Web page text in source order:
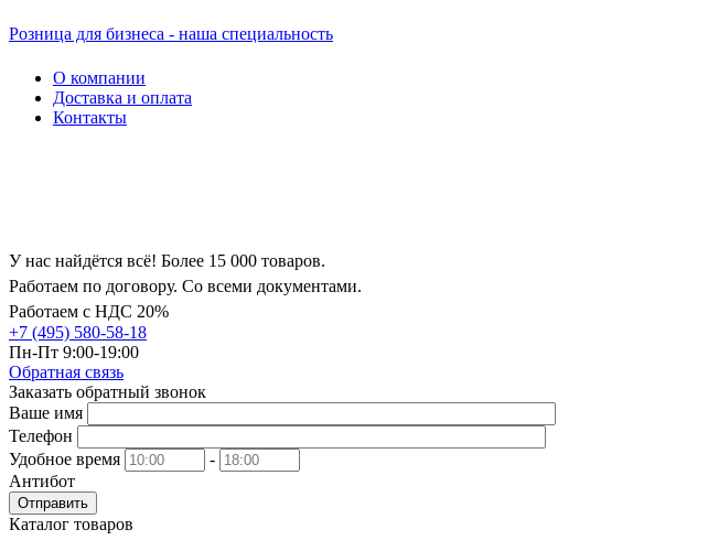
Розница для бизнеса - наша специальность
О компании
Доставка и оплата
Контакты
У нас найдётся всё! Более 15 000 товаров.
Работаем по договору. Со всеми документами.
Работаем с НДС 20%
+7 (495) 580-58-18
Пн-Пт 9:00-19:00
Обратная связь
Заказать обратный звонок
Ваше имя
Телефон
Удобное время
-
Антибот
Отправить
Каталог товаров